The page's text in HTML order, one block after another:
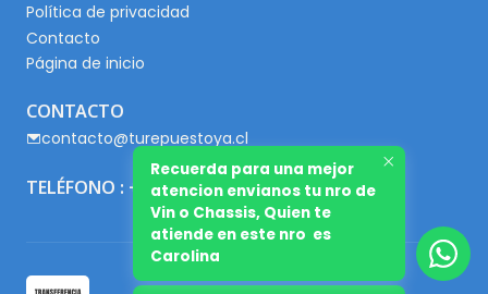
Política de privacidad
Contacto
Página de inicio
CONTACTO
contacto@turepuestoya.cl
TELÉFONO : +56 9 65667345
Recuerda para una mejor
atencion envianos tu nro de
Vin o Chassis, Quien te
atiende en este nro es
Carolina